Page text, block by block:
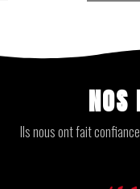
NOS
Ils nous ont fait